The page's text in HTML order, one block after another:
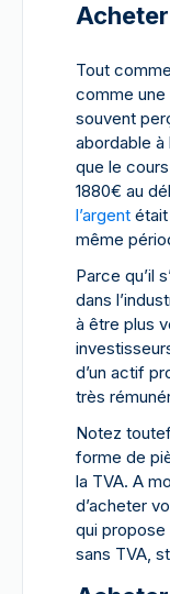
Tout
comme une
souvent
abordable à
que le
1880€ au
l’argent était
même
Parce qu’il
dans
à être plus
d’un actif
très
Notez
forme de
la TVA. A
d’acheter
qui
sans TVA,